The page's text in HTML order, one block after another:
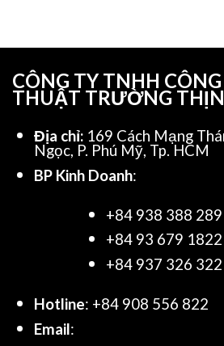
CÔNG TY TNHH
THUẬT TRƯỜNG
Địa chỉ: 169 Cách Mạng
Ngọc, P. Phú Mỹ, Tp. HCM
BP Kinh Doanh:
+84 938 388
+84 93 679
+84 937 326
Hotline: +84 908 556 822
Email: